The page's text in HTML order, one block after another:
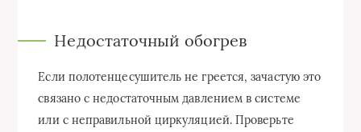
Недостаточный обогрев
Если полотенцесушитель не греется, зачастую это
связано с недостаточным давлением в системе
или с неправильной циркуляцией. Проверьте